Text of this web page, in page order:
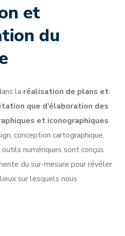
et
du
la réalisation de plans et
que d’élaboration des
et iconographiques.
conception cartographique,
numériques sont conçus
du sur-mesure pour révéler
sur lesquels nous